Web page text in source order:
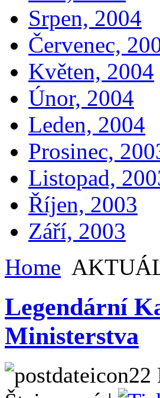
Srpen, 2004
Červenec,
Květen, 2004
Únor, 2004
Leden, 2004
Prosinec,
Listopad,
Říjen, 2003
Září, 2003
Home
Legendární
Ministerstva
22